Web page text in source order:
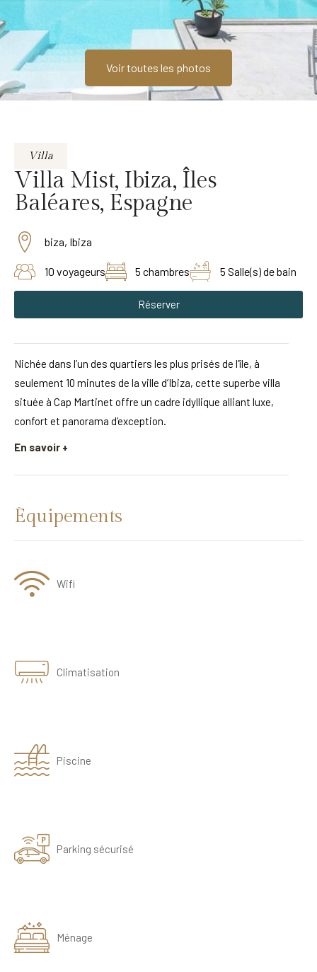
Voir toutes les photos
Villa
Villa Mist, Ibiza, Îles
Baléares, Espagne
biza, Ibiza
10 voyageurs 5 chambres 5 Salle(s) de bain
Réserver
Nichée dans l’un des quartiers les plus prisés de l’île, à
seulement 10 minutes de la ville d’Ibiza, cette superbe villa
située à Cap Martinet offre un cadre idyllique alliant luxe,
confort et panorama d’exception.
En savoir +
Équipements
Wifi
Climatisation
Piscine
Parking sécurisé
Ménage